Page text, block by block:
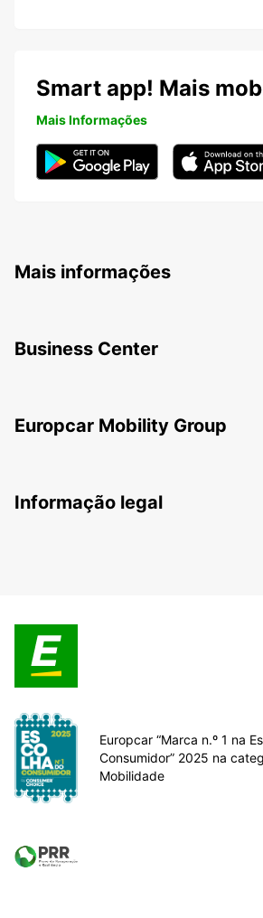
Smart app! Mais
Mais Informações
Mais informações
Business Center
Europcar Mobility Group
Informação legal
Europcar “Marca n.º 1 na
Consumidor” 2025 na
Mobilidade